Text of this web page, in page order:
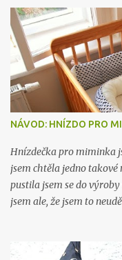
kde se sůl přestane při
stranu se mi se slaným
hmotou. Slané těsto
si tvořit. Solamylová
pohromadě, drobila se -
technologickém postupu.
se. JAK NA TO? Do
dodržujte odměřování
maličké hrníčky na
NÁVOD: HNÍZDO PRO
Hnízdečka pro miminka
jsem chtěla jedno
pustila jsem se do
jsem ale, že jsem to
odvezl děti na pár dní na